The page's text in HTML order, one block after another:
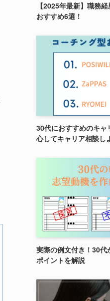
【2025年最新】職務
おすすめ6選！
30代におすすめのキ
心してキャリア相談し
実際の例文付き！30
ポイントを解説